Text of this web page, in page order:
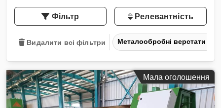
Фільтр Релевантність
Видалити всі фільтри Металообробні верстати і
Мала оголошення